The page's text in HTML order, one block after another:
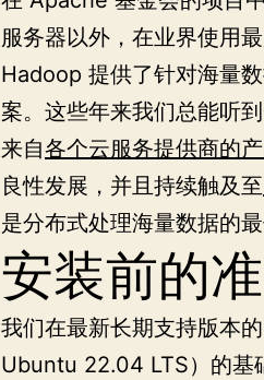
服务器以外，在业界使用
Hadoop 提供了针对海量
案。这些年来我们总能听
来自各个云服务提供商的
良性发展，并且持续触及至
是分布式处理海量数据的最
安装前的
我们在最新长期支持版本
Ubuntu 22.04 LTS）的基